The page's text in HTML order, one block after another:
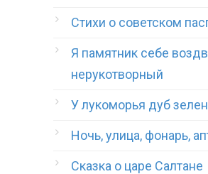
Стихи о советском
Я памятник себе
нерукотворный
У лукоморья дуб
Ночь, улица, фонарь,
Сказка о царе Салтане